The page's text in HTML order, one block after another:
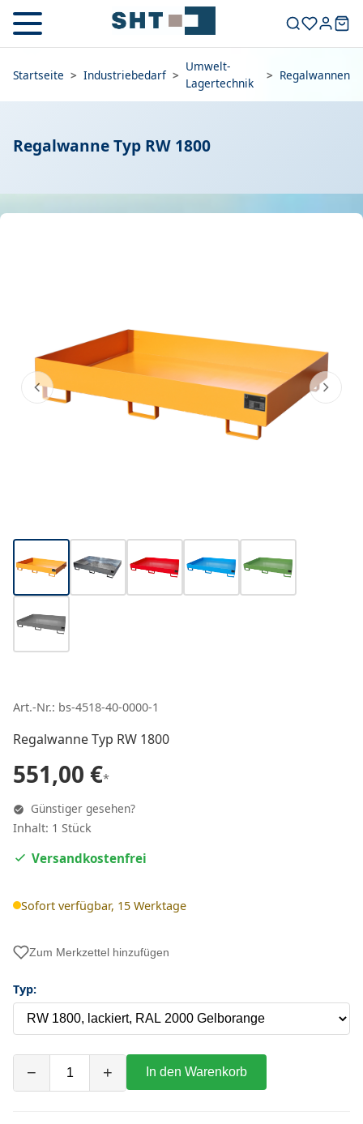
Startseite > Industriebedarf >
Umwelt-
Lagertechnik
> Regalwannen
Regalwanne Typ RW 1800
Art.-Nr.: bs-4518-40-0000-1
Regalwanne Typ RW 1800
551,00 €*
Günstiger gesehen?
Inhalt: 1 Stück
Versandkostenfrei
Sofort verfügbar, 15 Werktage
Zum Merkzettel hinzufügen
Typ:
− + In den Warenkorb